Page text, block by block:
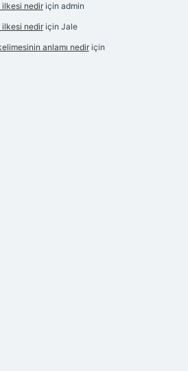
ilkesi nediriçin admin
ilkesi nediriçin Jale
anlamı nediriçin